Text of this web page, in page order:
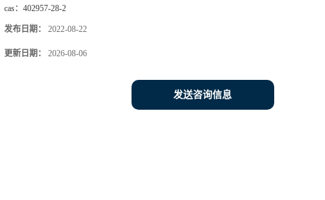
cas： 402957-28-2
发布日期： 2022-08-22
更新日期： 2026-08-06
发送咨询信息